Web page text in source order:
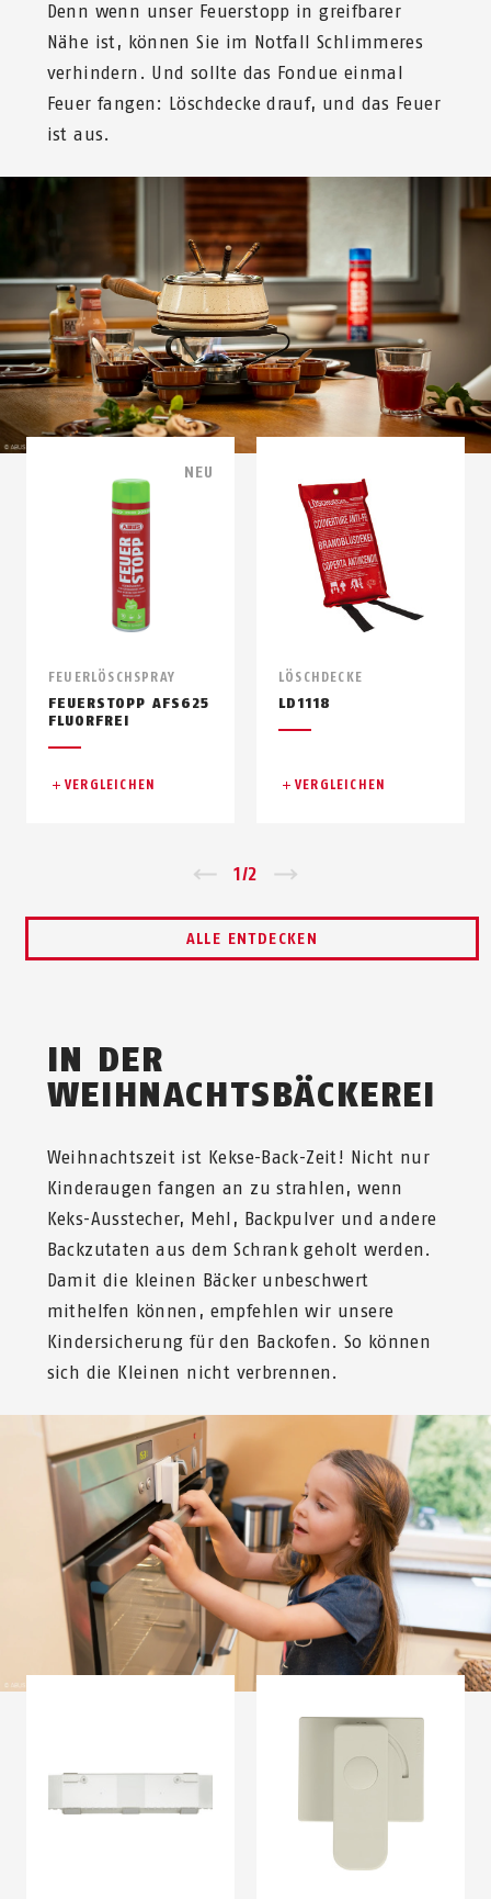
Denn wenn unser Feuerstopp in greifbarer
Nähe ist, können Sie im Notfall Schlimmeres
verhindern. Und sollte das Fondue einmal
Feuer fangen: Löschdecke drauf, und das Feuer
ist aus.
FEUERLÖSCHSPRAY
FEUERSTOPP AFS625
FLUORFREI
VERGLEICHEN
NEU
LÖSCHDECKE
LD1118
VERGLEICHEN
Zurück
1/2
ALLE ENTDECKEN
IN DER
WEIHNACHTSBÄCKEREI
Weihnachtszeit ist Kekse-Back-Zeit! Nicht nur
Kinderaugen fangen an zu strahlen, wenn
Keks-Ausstecher, Mehl, Backpulver und andere
Backzutaten aus dem Schrank geholt werden.
Damit die kleinen Bäcker unbeschwert
mithelfen können, empfehlen wir unsere
Kindersicherung für den Backofen. So können
sich die Kleinen nicht verbrennen.